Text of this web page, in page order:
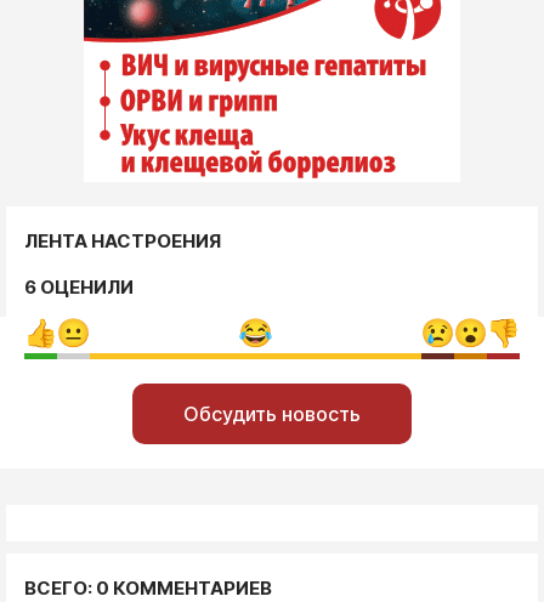
ЛЕНТА НАСТРОЕНИЯ
6 ОЦЕНИЛИ
Обсудить новость
ВСЕГО: 0 КОММЕНТАРИЕВ